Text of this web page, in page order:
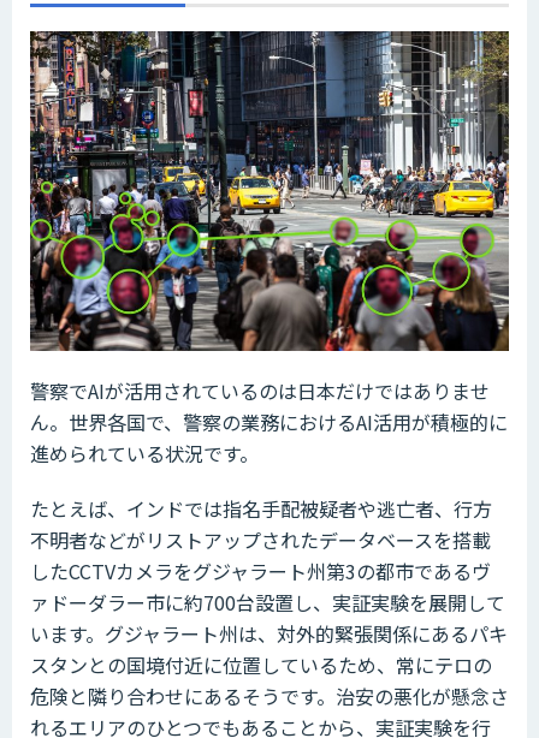
警察でAIが活用されているのは日本だけではありませ
ん。世界各国で、警察の業務におけるAI活用が積極的に
進められている状況です。
たとえば、インドでは指名手配被疑者や逃亡者、行方
不明者などがリストアップされたデータベースを搭載
したCCTVカメラをグジャラート州第3の都市であるヴ
ァドーダラー市に約700台設置し、実証実験を展開して
います。グジャラート州は、対外的緊張関係にあるパキ
スタンとの国境付近に位置しているため、常にテロの
危険と隣り合わせにあるそうです。治安の悪化が懸念さ
れるエリアのひとつでもあることから、実証実験を行